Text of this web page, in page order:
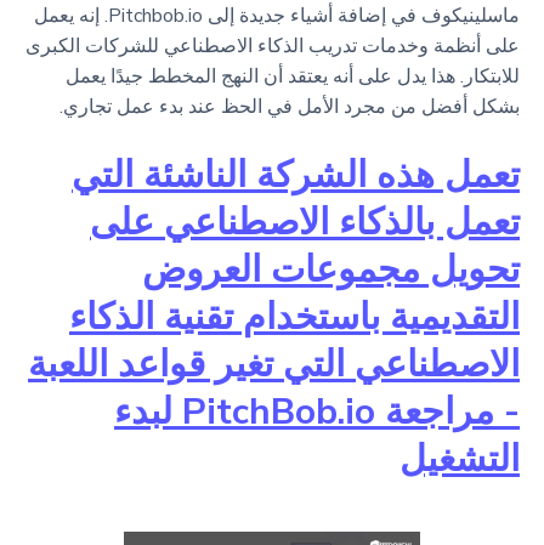
ماسلينيكوف في إضافة أشياء جديدة إلى Pitchbob.io. إنه يعمل
على أنظمة وخدمات تدريب الذكاء الاصطناعي للشركات الكبرى
للابتكار. هذا يدل على أنه يعتقد أن النهج المخطط جيدًا يعمل
بشكل أفضل من مجرد الأمل في الحظ عند بدء عمل تجاري.
تعمل هذه الشركة الناشئة التي
تعمل بالذكاء الاصطناعي على
تحويل مجموعات العروض
التقديمية باستخدام تقنية الذكاء
الاصطناعي التي تغير قواعد اللعبة
- مراجعة PitchBob.io لبدء
التشغيل